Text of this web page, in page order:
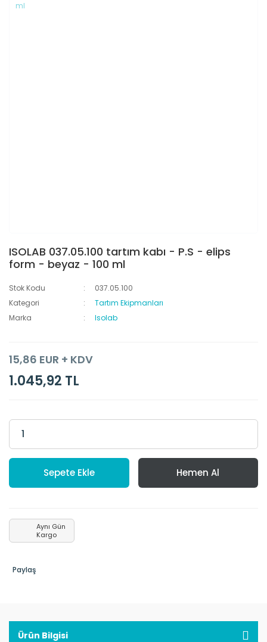
ISOLAB 037.05.100 tartım kabı - P.S - elips
form - beyaz - 100 ml
Stok Kodu
037.05.100
Kategori
Tartım Ekipmanları
Marka
Isolab
15,86 EUR + KDV
1.045,92 TL
Sepete Ekle Hemen Al
Aynı Gün
Kargo
Paylaş
Ürün Bilgisi